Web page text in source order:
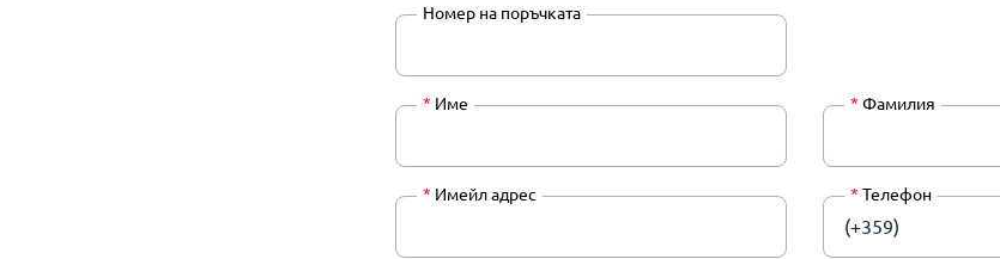
Номер на поръчката
* Име * Фамилия
* Имейл адрес * Телефон
(+359)